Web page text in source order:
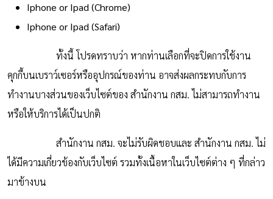
Iphone or Ipad (Chrome)
Iphone or Ipad (Safari)
ทั้งนี้ โปรดทราบว่า หากท่านเลือกที่จะปิดการใช้งาน
คุกกี้บนเบราว์เซอร์หรืออุปกรณ์ของท่าน อาจส่งผลกระทบกับการ
ทำงานบางส่วนของเว็บไซต์ของ สำนักงาน กสม. ไม่สามารถทำงาน
หรือให้บริการได้เป็นปกติ
สำนักงาน กสม. จะไม่รับผิดชอบและ สำนักงาน กสม. ไม่
ได้มีความเกี่ยวข้องกับเว็บไซต์ รวมทั้งเนื้อหาในเว็บไซต์ต่าง ๆ ที่กล่าว
มาข้างบน